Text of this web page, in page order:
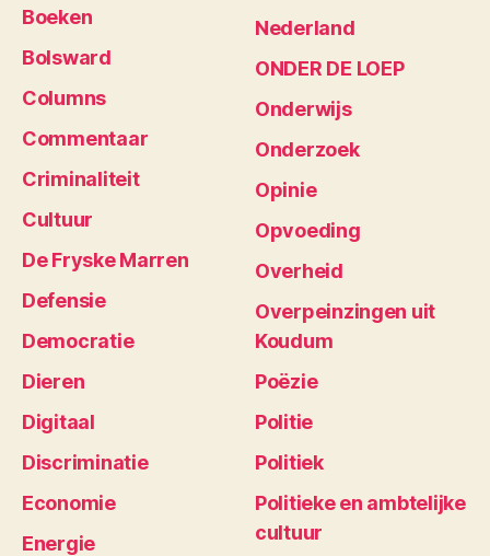
Boeken
Bolsward
Columns
Commentaar
Criminaliteit
Cultuur
De Fryske Marren
Defensie
Democratie
Dieren
Digitaal
Discriminatie
Economie
Energie
Nederland
ONDER DE LOEP
Onderwijs
Onderzoek
Opinie
Opvoeding
Overheid
Overpeinzingen uit
Koudum
Poëzie
Politie
Politiek
Politieke en ambtelijke
cultuur